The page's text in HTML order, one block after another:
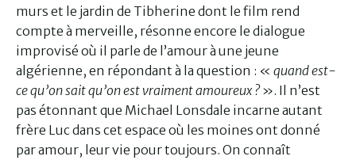
murs et le jardin de Tibherine dont le film rend
compte à merveille, résonne encore le dialogue
improvisé où il parle de l’amour à une jeune
algérienne, en répondant à la question : « quand est-
ce qu’on sait qu’on est vraiment amoureux ?». Il n’est
pas étonnant que Michael Lonsdale incarne autant
frère Luc dans cet espace où les moines ont donné
par amour, leur vie pour toujours. On connaît